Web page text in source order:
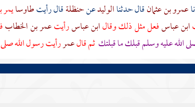
عمرو بن عثمانقال حدثناالوليدعنحنظلةقال رأيتطاوسا
ابن عباسفعل مثل ذلك وقالابن عباسرأيتعمر بن الخطاب
الله عليه وسلم قبلك ما قبلتك ثم قالعمررأيت رسول الله